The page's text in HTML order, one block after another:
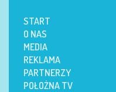
START
O NAS
MEDIA
REKLAMA
PARTNERZY
POŁOŻNA TV